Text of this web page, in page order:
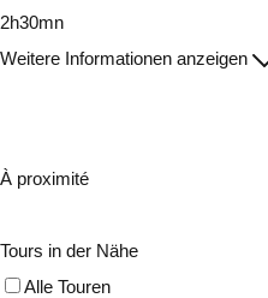
2h30mn
Weitere Informationen anzeigen
À proximité
Tours in der Nähe
Alle Touren